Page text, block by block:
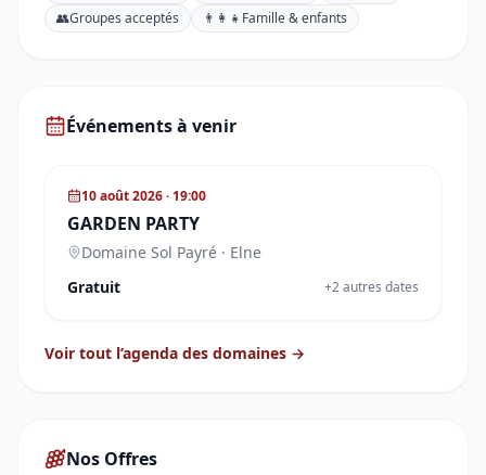
👥Groupes acceptés 👨‍👩‍👧 Famille & enfants
Événements à venir
REPAS & ACCORDS METS-VINS
10 août 2026· 19:00
GARDEN PARTY
Domaine Sol Payré · Elne
Gratuit
+2autres dates
Voir tout l’agenda des domaines →
Nos Offres